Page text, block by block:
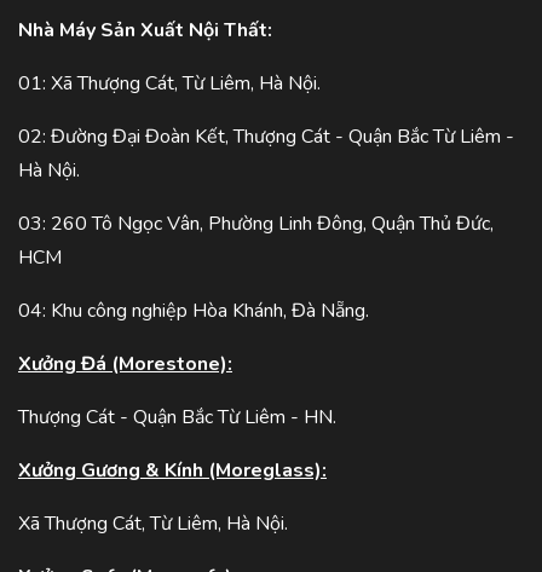
Nhà Máy Sản Xuất Nội Thất:
01: Xã Thượng Cát, Từ Liêm, Hà Nội.
02: Đường Đại Đoàn Kết, Thượng Cát - Quận Bắc Từ Liêm -
Hà Nội.
03: 260 Tô Ngọc Vân, Phường Linh Đông, Quận Thủ Đức,
HCM
04: Khu công nghiệp Hòa Khánh, Đà Nẵng.
Xưởng Đá (Morestone):
Thượng Cát - Quận Bắc Từ Liêm - HN.
Xưởng Gương & Kính (Moreglass):
Xã Thượng Cát, Từ Liêm, Hà Nội.